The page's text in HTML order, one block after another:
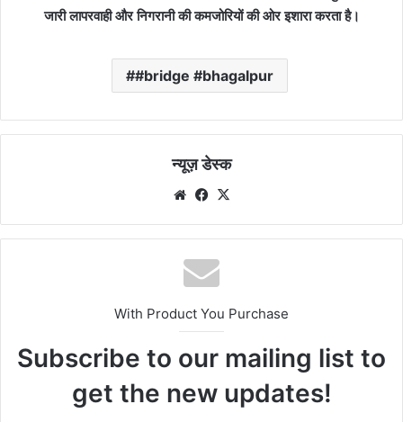
जारी लापरवाही और निगरानी की कमजोरियों की ओर इशारा करता है।
#bridge #bhagalpur
न्यूज़ डेस्क
WebsiteFacebook
With Product You Purchase
Subscribe to our mailing list to
get the new updates!